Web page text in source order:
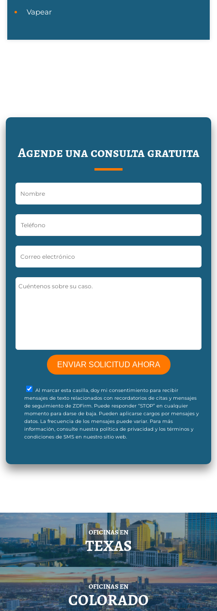
Vapear
Agende una consulta gratuita
Al marcar esta casilla, doy mi consentimiento para recibir
mensajes de texto relacionados con recordatorios de citas y mensajes
de seguimiento de ZDFirm. Puede responder “STOP” en cualquier
momento para darse de baja. Pueden aplicarse cargos por mensajes y
datos. La frecuencia de los mensajes puede variar. Para más
información, consulte nuestra política de privacidad y los términos y
condiciones de SMS en nuestro sitio web.
OFICINAS EN
TEXAS
OFICINAS EN
COLORADO